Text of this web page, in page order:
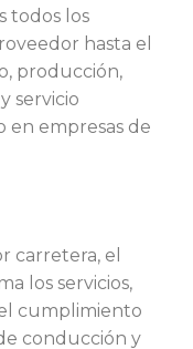
todos los
hasta el
producción,
servicio
en empresas de
carretera, el
los servicios,
cumplimiento
conducción y